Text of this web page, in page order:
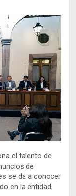
el talento de
de
se da a conocer
en la entidad.